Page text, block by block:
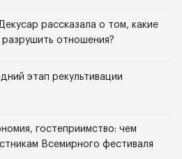
рассказала о том, какие
отношения?
этап рекультивации
гостеприимство: чем
Всемирного фестиваля